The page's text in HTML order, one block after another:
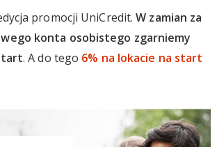
promocji UniCredit.W zamian za
konta osobistego zgarniemy
. A do tego 6% na lokacie na start